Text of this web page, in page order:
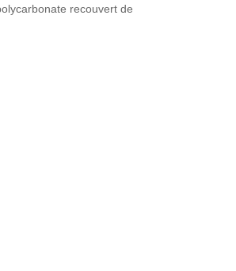
recouvert de